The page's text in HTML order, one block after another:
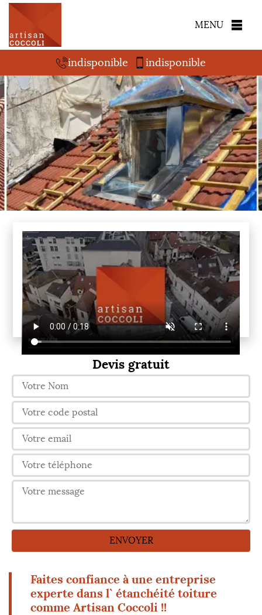
MENU
indisponible indisponible
Devis gratuit
Faites confiance à une entreprise
experte dans l` étanchéité toiture
comme Artisan Coccoli !!